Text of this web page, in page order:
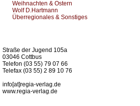
Weihnachten & Ostern
Wolf D.Hartmann
Überregionales & Sonstiges
Straße der Jugend 105a
03046 Cottbus
Telefon (03 55) 79 07 66
Telefax (03 55) 2 89 10 76
info[at]regia-verlag.de
www.regia-verlag.de